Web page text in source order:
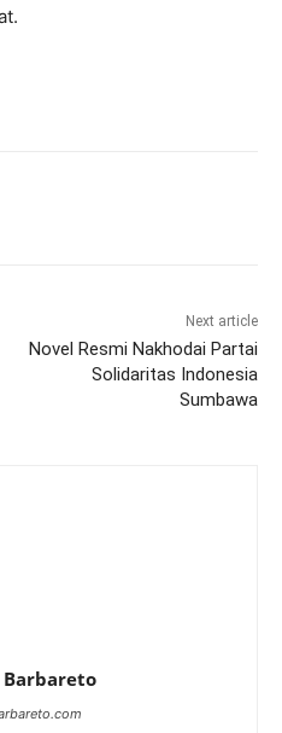
Next article
Novel Resmi Nakhodai Partai
Solidaritas Indonesia
Sumbawa
Barbareto